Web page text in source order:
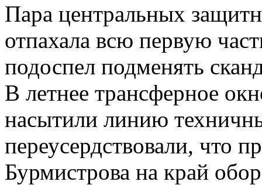
Пара центральных
отпахала всю первую
подоспел подменять
В летнее трансферное
насытили линию
переусердствовали, что
Бурмистрова на край